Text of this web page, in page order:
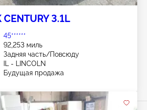
3.1L
45******
92,253 миль
Задняя часть/Повсюду
IL - LINCOLN
Будущая продажа